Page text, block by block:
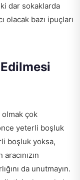
dar sokaklarda
olacak bazı ipuçları
çok
yeterli boşluk
boşluk yoksa,
da unutmayın.